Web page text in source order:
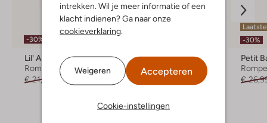
intrekken. Wil je meer informatie of een
klacht indienen? Ga naar onze
cookieverklaring
Weigeren Accepteren
Cookie-instellingen
-30%
Lil' Atelier
Romper
€ 21,99
€ 14,99
Lil' Atelier
Romper
-30%
Petit
€